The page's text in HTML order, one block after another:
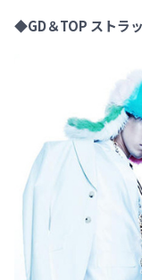
◆GD＆TOP ストラ